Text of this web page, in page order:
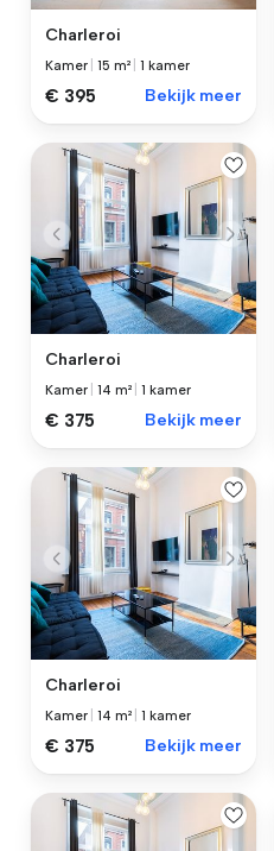
Charleroi
Kamer |15 m² |1 kamer
€ 395 Bekijk meer
Charleroi
Kamer |14 m² |1 kamer
€ 375 Bekijk meer
Charleroi
Kamer |14 m² |1 kamer
€ 375 Bekijk meer